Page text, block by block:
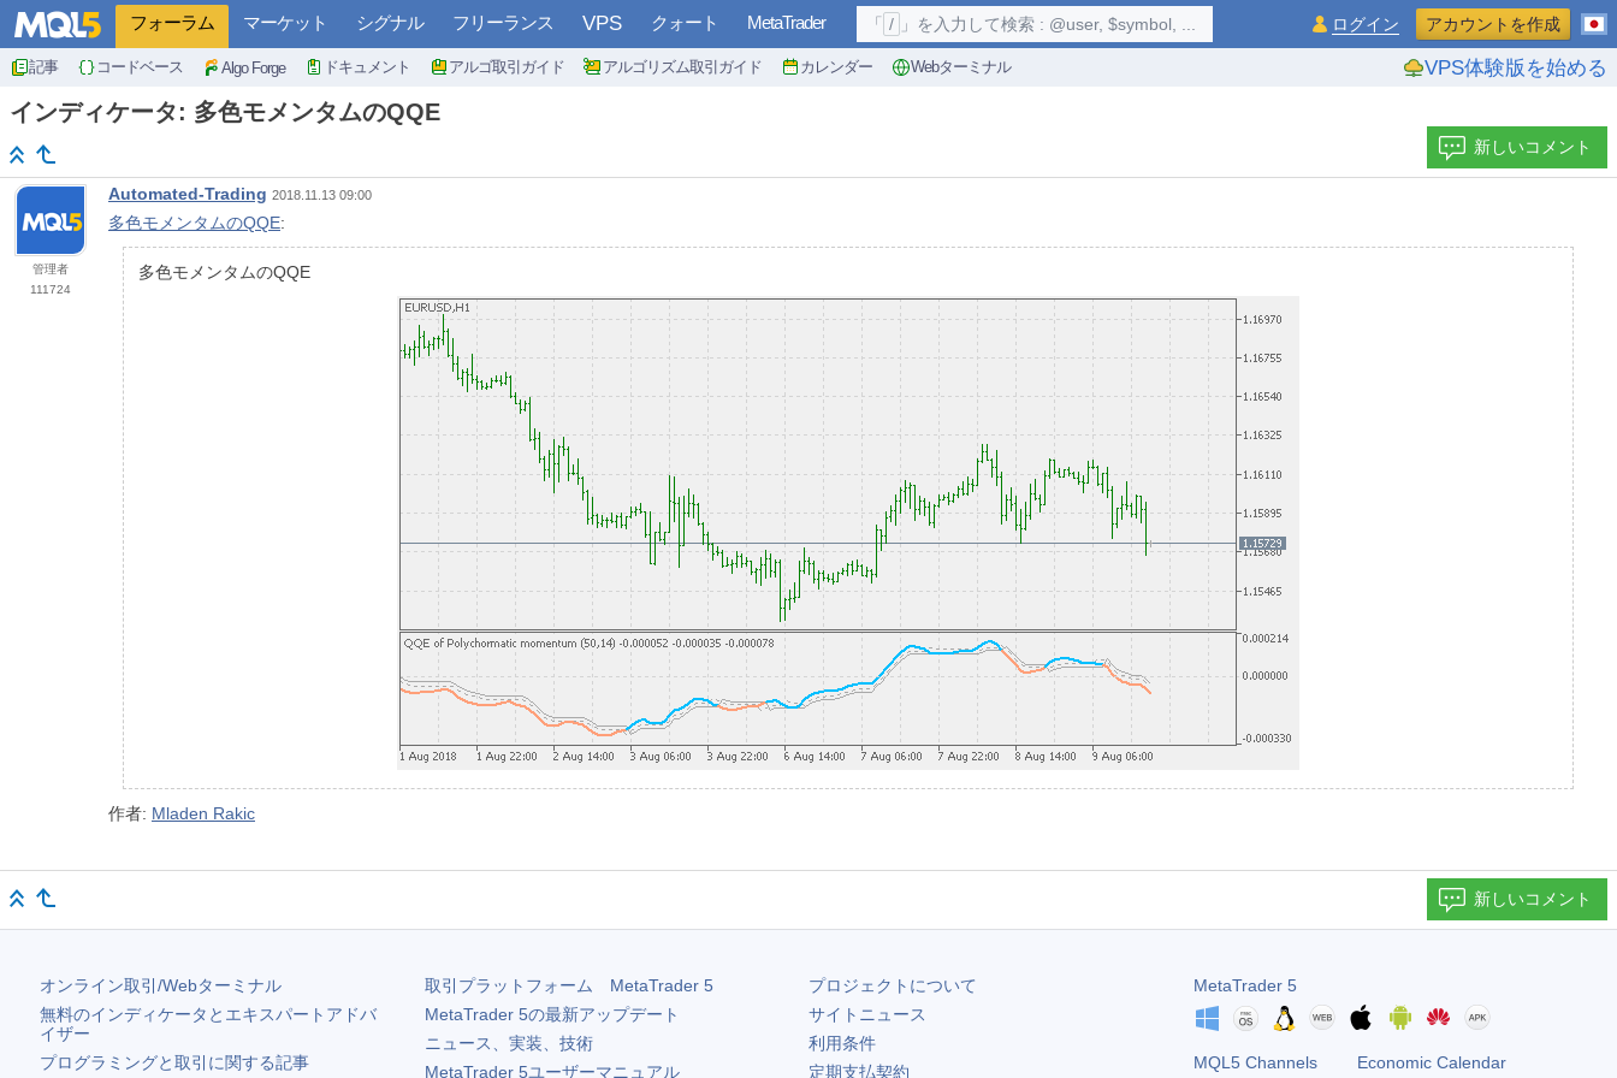
フォーラム マーケット シグナル フリーランス VPS クォート MetaTrader
記事 コードベース Algo Forge ドキュメント アルゴ取引ガイド アルゴリズム取引ガイド カレンダー Webターミナル VPS体験版を始める
「 / 」を入力して検索 : @user, $symbol, ... ログイン アカウントを作成
インディケータ: 多色モメンタムのQQE
新しいコメント
管理者
111724
Automated-Trading 2018.11.13 09:00
多色モメンタムのQQE:
多色モメンタムのQQE
作者: Mladen Rakic
新しいコメント
オンライン取引/Webターミナル
無料のインディケータとエキスパートアドバ
イザー
プログラミングと取引に関する記事
取引プラットフォーム MetaTrader 5
MetaTrader 5の最新アップデート
ニュース、実装、技術
MetaTrader 5ユーザーマニュアル
プロジェクトについて
サイトニュース
利用条件
定期支払契約
MetaTrader 5
MQL5 Channels Economic Calendar